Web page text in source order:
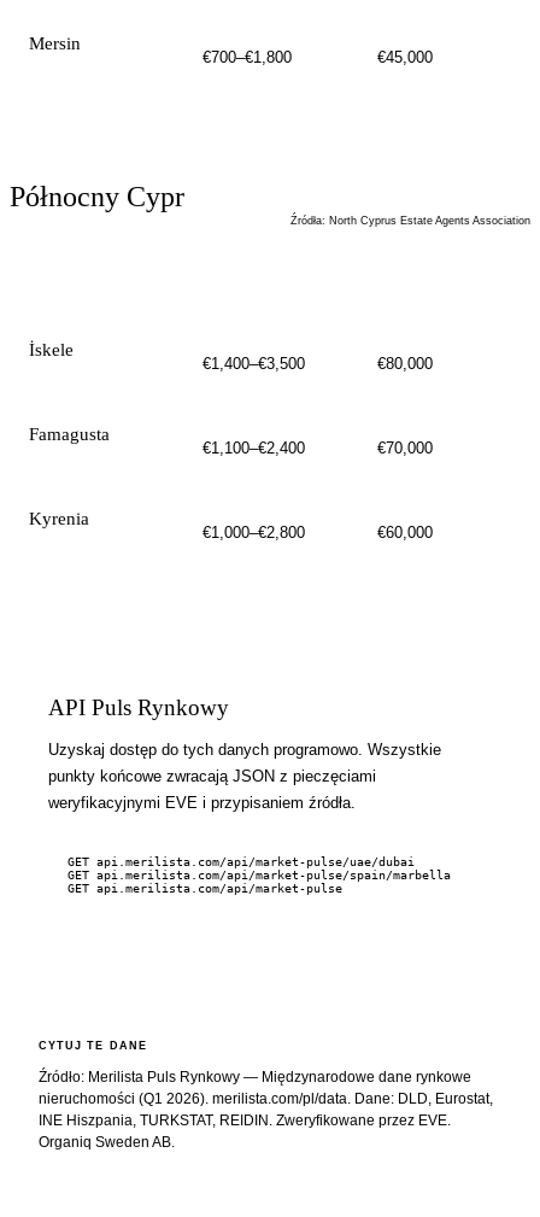
Mersin
€700–€1,800 €45,000
Północny Cypr
Źródła: North Cyprus Estate Agents Association
İskele
€1,400–€3,500 €80,000
Famagusta
€1,100–€2,400 €70,000
Kyrenia
€1,000–€2,800 €60,000
API Puls Rynkowy
Uzyskaj dostęp do tych danych programowo. Wszystkie
punkty końcowe zwracają JSON z pieczęciami
weryfikacyjnymi EVE i przypisaniem źródła.
GET api.merilista.com/api/market-pulse/uae/dubai
GET api.merilista.com/api/market-pulse/spain/marbella
GET api.merilista.com/api/market-pulse
CYTUJ TE DANE
Źródło: Merilista Puls Rynkowy — Międzynarodowe dane rynkowe
nieruchomości (Q1 2026). merilista.com/pl/data. Dane: DLD, Eurostat,
INE Hiszpania, TURKSTAT, REIDIN. Zweryfikowane przez EVE.
Organiq Sweden AB.